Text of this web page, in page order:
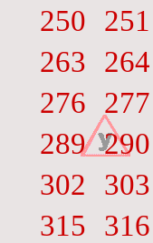
250
251
263
264
276
277
289 290
302
303
315
316